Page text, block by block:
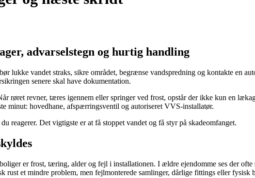
advarselstegn og hurtig handling
lukke vandet straks, sikre området, begrænse vandspredning og kontakte en
senere skal have dokumentation.
røret revner, tæres igennem eller springer ved frost, opstår der ikke kun en
minut: hovedhane, afspærringsventil og autoriseret VVS-installatør.
reagerer. Det vigtigste er at få stoppet vandet og få styr på skadeomfanget.
er frost, tæring, alder og fejl i installationen. I ældre ejendomme ses der
rust et mindre problem, men fejlmonterede samlinger, dårlige fittings eller fysisk